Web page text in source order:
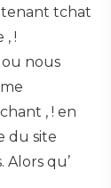
tenant tchat
, !
nous
, ! en
du site
qu’